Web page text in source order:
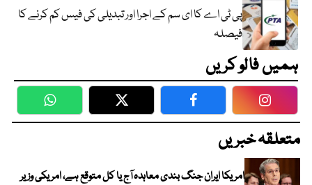
پی ٹی اے کا ای سم کے اجرا اور تبدیلی کی فیس کم کرنے کا
فیصلہ
ہمیں فالو کریں
WhatsApp Twitter Facebook
متعلقہ خبریں
امریکا ایران جنگ بندی معاہدہ آج یا کل متوقع ہے، امریکی وزیر